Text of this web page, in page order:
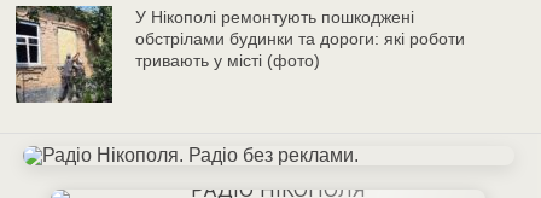
У Нікополі ремонтують пошкоджені
обстрілами будинки та дороги: які роботи
тривають у місті (фото)